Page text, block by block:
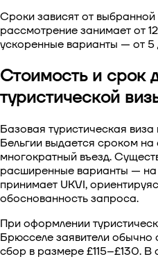
Сроки зависят от выбранной
рассмотрение занимает от
ускоренные варианты — от 5
Стоимость и срок
туристической
Базовая туристическая
Бельгии выдается сроком на
многократный въезд.
расширенные варианты — на
принимает UKVI,
обоснованность запроса.
При оформлении
Брюсселе заявители обычно
сбор в размере £115–£130. В